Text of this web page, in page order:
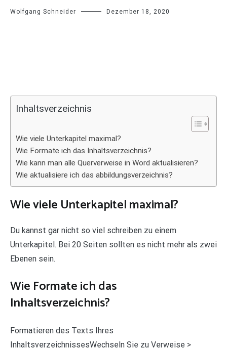
Wolfgang Schneider Dezember 18, 2020
Inhaltsverzeichnis
Wie viele Unterkapitel maximal?
Wie Formate ich das Inhaltsverzeichnis?
Wie kann man alle Querverweise in Word aktualisieren?
Wie aktualisiere ich das abbildungsverzeichnis?
Wie viele Unterkapitel maximal?
Du kannst gar nicht so viel schreiben zu einem
Unterkapitel. Bei 20 Seiten sollten es nicht mehr als zwei
Ebenen sein.
Wie Formate ich das
Inhaltsverzeichnis?
Formatieren des Texts Ihres
InhaltsverzeichnissesWechseln Sie zu Verweise >